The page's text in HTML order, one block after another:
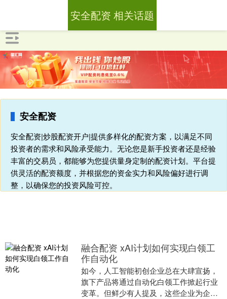
安全配资
安全配资|炒股配资开户|提供多样化的配资方案，以满足不同
投资者的需求和风险承受能力。无论您是新手投资者还是经验
丰富的交易员，都能够为您提供量身定制的配资计划。平台提
供灵活的配资额度，并根据您的资金实力和风险偏好进行调
整，以确保您的投资风险可控。
安全配资 相关话题
融合配资 xAI计划如何实现白领工
作自动化
如今，人工智能初创企业总在大肆宣扬，
旗下产品将通过自动化白领工作掀起行业
变革。但鲜少有人提及，这些企业为企业